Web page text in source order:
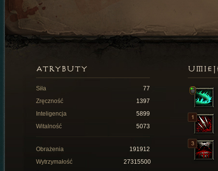
ATRYBUTY
Siła
77
Zręczność
1397
Inteligencja
5899
Witalność
5073
Obrażenia
191912
Wytrzymałość
27315500